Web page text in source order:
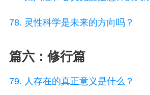
78. 灵性科学是未来的方向吗？
篇六：修行篇
79. 人存在的真正意义是什么？